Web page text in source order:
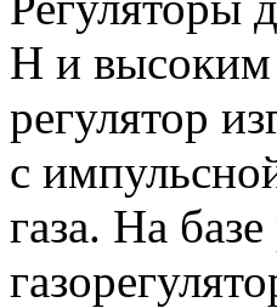
Н и
регулятор
с
газа. На